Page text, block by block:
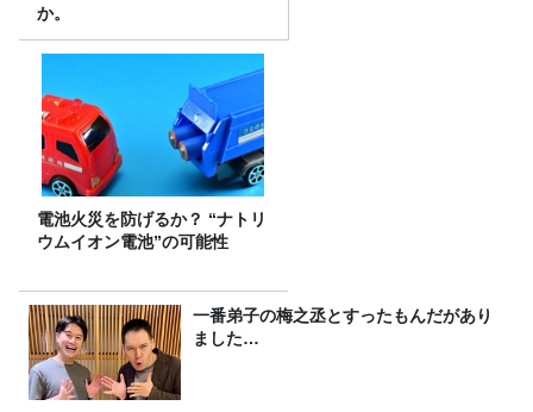
か。
電池火災を防げるか？ “ナトリ
ウムイオン電池”の可能性
一番弟子の梅之丞とすったもんだがあり
ました…